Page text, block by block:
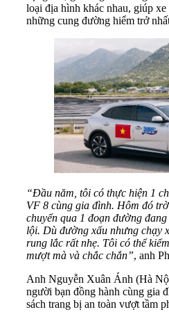
loại địa hình khác nhau, giúp xe
những cung đường hiểm trở
“Đầu năm, tôi có thực hiện 1
VF 8 cùng gia đình. Hôm đó
chuyển qua 1 đoạn đường
lội. Dù đường xấu nhưng chạy
rung lắc rất nhẹ. Tôi có thể
mượt mà và chắc chắn”, anh
Anh Nguyễn Xuân Ánh (Hà
người bạn đồng hành cùng gia
sách trang bị an toàn vượt tầm